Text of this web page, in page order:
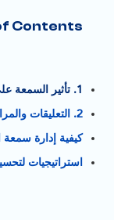
Contents
1. تأثير السمعة على الأداء التجاري
2. التعليقات والمراجعات على وسائل التواصل الاجتماعي
كيفية إدارة سمعة
استراتيجيات